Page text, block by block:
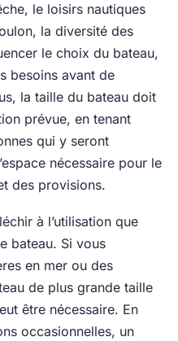
le loisirs nautiques
la diversité des
le choix du bateau,
besoins avant de
la taille du bateau doit
prévue, en tenant
qui y seront
nécessaire pour le
des provisions.
à l’utilisation que
bateau. Si vous
en mer ou des
de plus grande taille
être nécessaire. En
occasionnelles, un